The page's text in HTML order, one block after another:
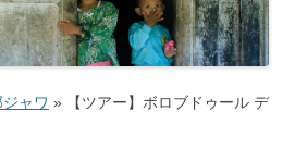
ジャワ » 【ツアー】ボロブドゥール デ